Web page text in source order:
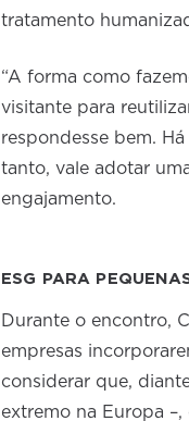
tratamento
“A forma como
visitante para
respondesse bem.
tanto, vale adotar
engajamento.
ESG PARA
Durante o encontro,
empresas
considerar que,
extremo na Europa